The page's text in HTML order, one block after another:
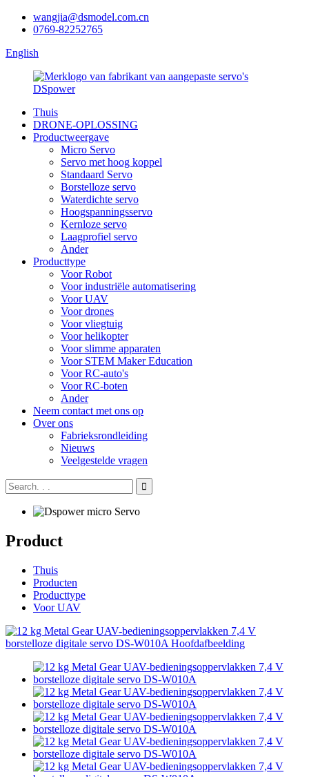
wangjia@dsmodel.com.cn
0769-82252765
English
Thuis
DRONE-OPLOSSING
Productweergave
Micro Servo
Servo met hoog koppel
Standaard Servo
Borstelloze servo
Waterdichte servo
Hoogspanningsservo
Kernloze servo
Laagprofiel servo
Ander
Producttype
Voor Robot
Voor industriële automatisering
Voor UAV
Voor drones
Voor vliegtuig
Voor helikopter
Voor slimme apparaten
Voor STEM Maker Education
Voor RC-auto's
Voor RC-boten
Ander
Neem contact met ons op
Over ons
Fabrieksrondleiding
Nieuws
Veelgestelde vragen
Product
Thuis
Producten
Producttype
Voor UAV